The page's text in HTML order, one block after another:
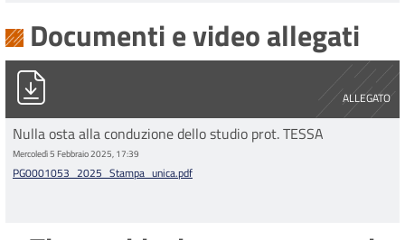
Documenti e video allegati
ALLEGATO
PG0001053_2025_Stampa_unica.pdf
Nulla osta alla conduzione dello studio prot. TESSA
Mercoledì 5 Febbraio 2025, 17:39
PG0001053_2025_Stampa_unica.pdf